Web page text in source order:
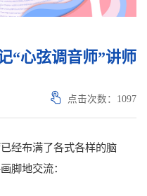
心弦调音师”讲师
点击次数： 1097
经布满了各式各样的脑
脚地交流：